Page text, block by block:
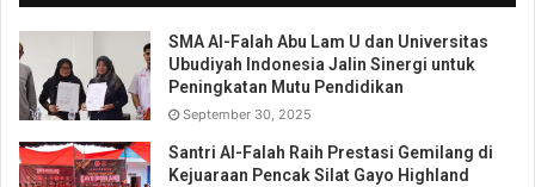
SMA Al-Falah Abu Lam U dan Universitas
Ubudiyah Indonesia Jalin Sinergi untuk
Peningkatan Mutu Pendidikan
September 30, 2025
Santri Al-Falah Raih Prestasi Gemilang di
Kejuaraan Pencak Silat Gayo Highland